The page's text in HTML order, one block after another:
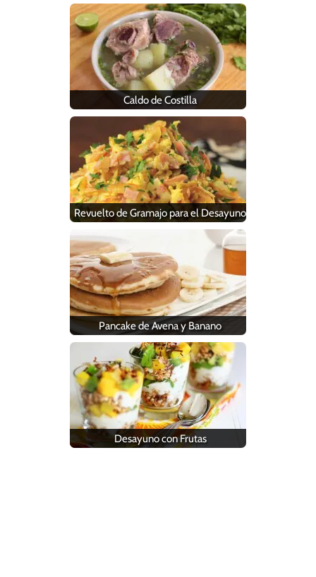
Caldo de Costilla
Revuelto de Gramajo para el Desayuno
Pancake de Avena y Banano
Desayuno con Frutas